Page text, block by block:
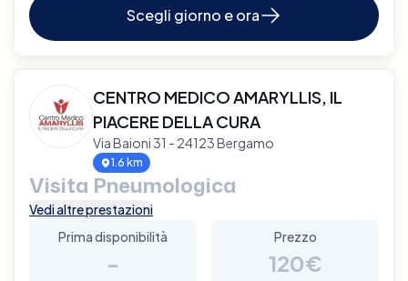
Scegli giorno e ora
CENTRO MEDICO AMARYLLIS, IL
PIACERE DELLA CURA
Via Baioni 31 - 24123 Bergamo
1.6 km
Visita Pneumologica
Vedi altre prestazioni
Prima disponibilità
-
Prezzo
120€